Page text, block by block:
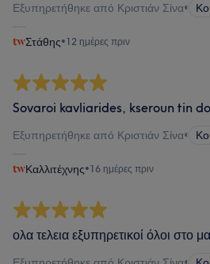
Εξυπηρετήθηκε από Κριστιάν Σίνα•
Στάθης•12 ημέρες πριν
Sovaroi kavliarides, kseroun tin
Εξυπηρετήθηκε από Κριστιάν Σίνα•
Καλλιτέχνης•16 ημέρες πριν
ολα τελεια εξυπηρετικοί όλοι στο